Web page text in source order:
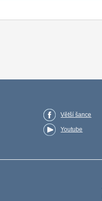
Větší šance
Youtube